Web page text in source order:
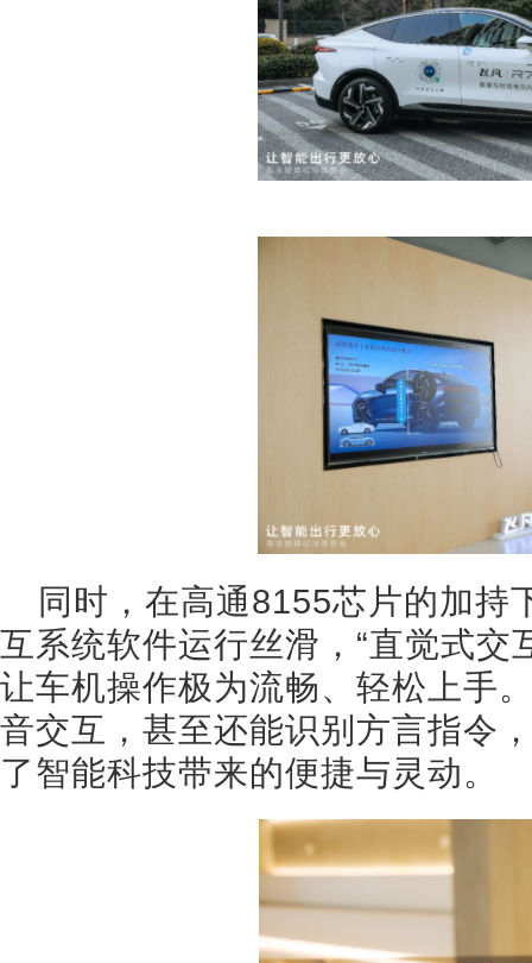
同时，在高通8155芯片的加持
互系统软件运行丝滑，“直觉式交
让车机操作极为流畅、轻松上手
音交互，甚至还能识别方言指令
了智能科技带来的便捷与灵动。